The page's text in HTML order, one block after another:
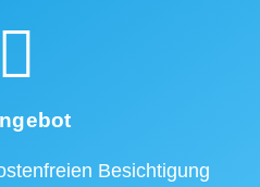
Besichtigung